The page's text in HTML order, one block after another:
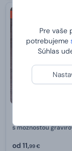
Pre vaše
potrebujeme
Súhlas
s možnosťou
od 11,99 €